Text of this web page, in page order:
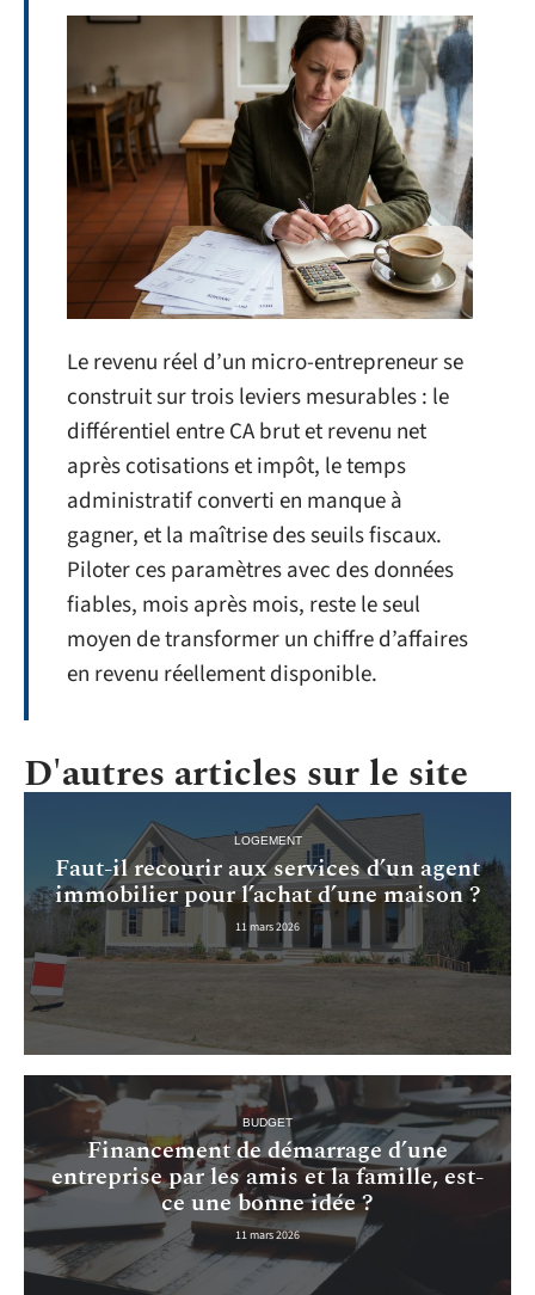
Le revenu réel d’un micro-entrepreneur se
construit sur trois leviers mesurables : le
différentiel entre CA brut et revenu net
après cotisations et impôt, le temps
administratif converti en manque à
gagner, et la maîtrise des seuils fiscaux.
Piloter ces paramètres avec des données
fiables, mois après mois, reste le seul
moyen de transformer un chiffre d’affaires
en revenu réellement disponible.
D'autres articles sur le site
LOGEMENT
Faut-il recourir aux services d’un agent
immobilier pour l’achat d’une maison ?
11 mars 2026
BUDGET
Financement de démarrage d’une
entreprise par les amis et la famille, est-
ce une bonne idée ?
11 mars 2026